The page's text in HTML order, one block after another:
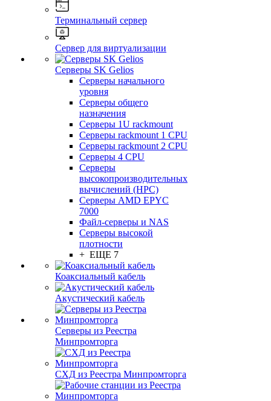
Терминальный сервер
Сервер для виртуализации
Серверы SK Gelios
Серверы начального
уровня
Серверы общего
назначения
Серверы 1U rackmount
Серверы rackmount 1 CPU
Серверы rackmount 2 CPU
Серверы 4 CPU
Серверы
высокопроизводительных
вычислений (HPC)
Серверы AMD EPYC
7000
Файл-серверы и NAS
Серверы высокой
плотности
+ ЕЩЕ 7
Коаксиальный кабель
Акустический кабель
Серверы из Реестра
Минпромторга
СХД из Реестра Минпромторга